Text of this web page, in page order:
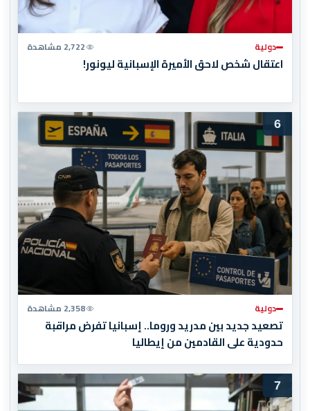
دولية 2,722 مشاهدة
اعتقال شخص لاحق الأميرة الإسبانية ليونور!
6
دولية 2,358 مشاهدة
تصعيد جديد بين مدريد وروما.. إسبانيا تفرض مراقبة
حدودية على القادمين من إيطاليا
7